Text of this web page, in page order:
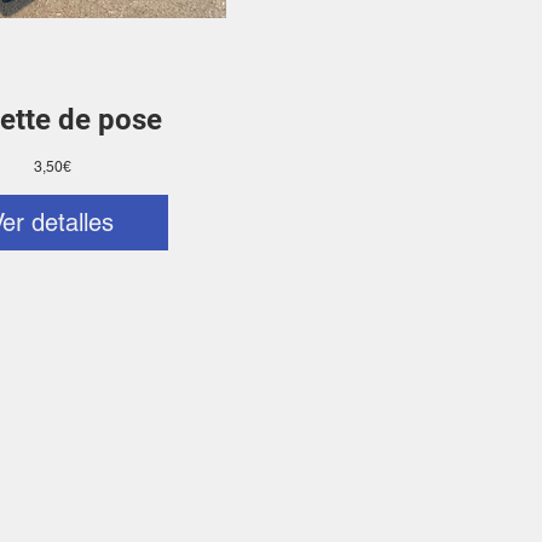
de pose
3,50€Precio
detalles